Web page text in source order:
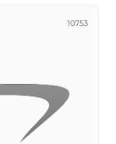
10753